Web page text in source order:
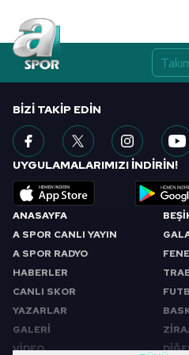
ANASAYFA
A SPOR CANLI YAYIN
A SPOR RADYO
HABERLER
CANLI SKOR
YAZARLAR
GALERİ
VİDEO
BIZI TAKIP EDIN
UYGULAMALARIMIZI İNDİRİN!